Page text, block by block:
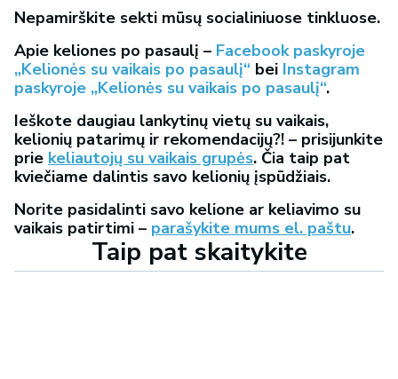
Nepamirškite sekti mūsų socialiniuose tinkluose.
Apie keliones po pasaulį – Facebook paskyroje
„Kelionės su vaikais po pasaulį“ bei Instagram
paskyroje „Kelionės su vaikais po pasaulį“.
Ieškote daugiau lankytinų vietų su vaikais,
kelionių patarimų ir rekomendacijų?! – prisijunkite
prie keliautojų su vaikais grupės. Čia taip pat
kviečiame dalintis savo kelionių įspūdžiais.
Norite pasidalinti savo kelione ar keliavimo su
vaikais patirtimi – parašykite mums el. paštu.
Taip pat skaitykite